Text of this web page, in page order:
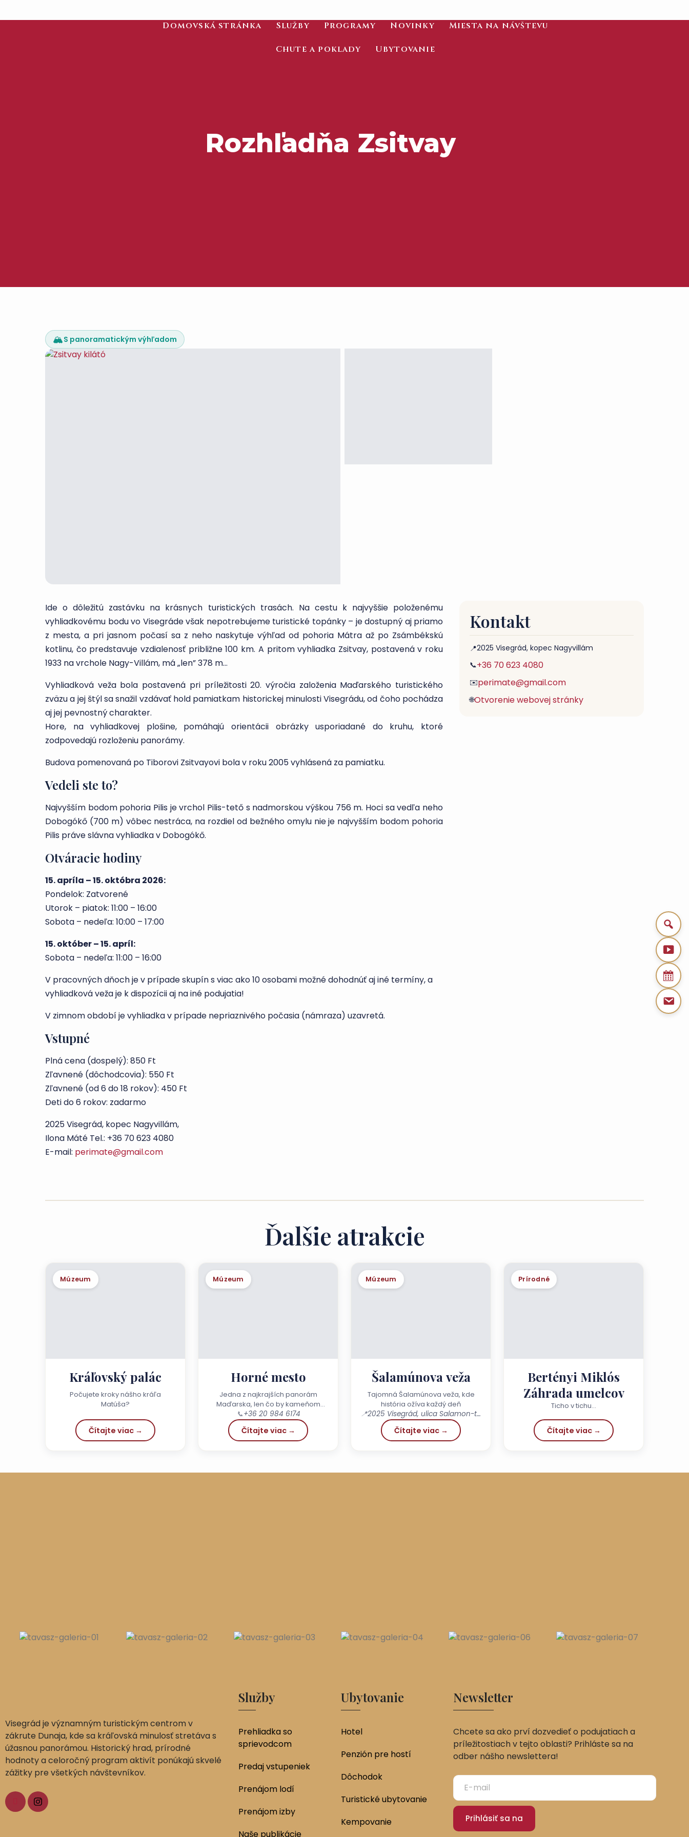
Domovská stránka Služby Programy Novinky Miesta na návštevu
Chute a poklady Ubytovanie
Rozhľadňa Zsitvay
🏔️S panoramatickým výhľadom
Ide o dôležitú zastávku na krásnych turistických trasách. Na cestu k najvyššie položenému
vyhliadkovému bodu vo Visegráde však nepotrebujeme turistické topánky – je dostupný aj priamo
z mesta, a pri jasnom počasí sa z neho naskytuje výhľad od pohoria Mátra až po Zsámbékskú
kotlinu, čo predstavuje vzdialenosť približne 100 km. A pritom vyhliadka Zsitvay, postavená v roku
1933 na vrchole Nagy-Villám, má „len” 378 m…
Vyhliadková veža bola postavená pri príležitosti 20. výročia založenia Maďarského turistického
zväzu a jej štýl sa snažil vzdávať hold pamiatkam historickej minulosti Visegrádu, od čoho pochádza
aj jej pevnostný charakter.
Hore, na vyhliadkovej plošine, pomáhajú orientácii obrázky usporiadané do kruhu, ktoré
zodpovedajú rozloženiu panorámy.
Budova pomenovaná po Tiborovi Zsitvayovi bola v roku 2005 vyhlásená za pamiatku.
Vedeli ste to?
Najvyšším bodom pohoria Pilis je vrchol Pilis-tető s nadmorskou výškou 756 m. Hoci sa vedľa neho
Dobogókő (700 m) vôbec nestráca, na rozdiel od bežného omylu nie je najvyšším bodom pohoria
Pilis práve slávna vyhliadka v Dobogókő.
Otváracie hodiny
15. apríla – 15. októbra 2026:
Pondelok: Zatvorené
Utorok – piatok: 11:00 – 16:00
Sobota – nedeľa: 10:00 – 17:00
15. október – 15. apríl:
Sobota – nedeľa: 11:00 – 16:00
V pracovných dňoch je v prípade skupín s viac ako 10 osobami možné dohodnúť aj iné termíny, a
vyhliadková veža je k dispozícii aj na iné podujatia!
V zimnom období je vyhliadka v prípade nepriaznivého počasia (námraza) uzavretá.
Vstupné
Plná cena (dospelý): 850 Ft
Zľavnené (dôchodcovia): 550 Ft
Zľavnené (od 6 do 18 rokov): 450 Ft
Deti do 6 rokov: zadarmo
2025 Visegrád, kopec Nagyvillám,
Ilona Máté Tel.: +36 70 623 4080
E-mail: perimate@gmail.com
Kontakt
📍2025 Visegrád, kopec Nagyvillám
📞+36 70 623 4080
✉️perimate@gmail.com
🌐Otvorenie webovej stránky
Ďalšie atrakcie
Múzeum
Kráľovský palác
Počujete kroky nášho kráľa
Matúša?
Čítajte viac →
Múzeum
Horné mesto
Jedna z najkrajších panorám
Maďarska, len čo by kameňom
dohodil
📞+36 20 984 6174
Čítajte viac →
Múzeum
Šalamúnova veža
Tajomná Šalamúnova veža, kde
história ožíva každý deň
📍
2025 Visegrád, ulica Salamon-torony
Čítajte viac →
Prírodné
Bertényi Miklós
Záhrada umelcov
Ticho v tichu...
Čítajte viac →
Visegrád je významným turistickým centrom v
zákrute Dunaja, kde sa kráľovská minulosť stretáva s
úžasnou panorámou. Historický hrad, prírodné
hodnoty a celoročný program aktivít ponúkajú skvelé
zážitky pre všetkých návštevníkov.
Služby
Prehliadka so
sprievodcom
Predaj vstupeniek
Prenájom lodí
Prenájom izby
Naše publikácie
Ubytovanie
Hotel
Penzión pre hostí
Dôchodok
Turistické ubytovanie
Kempovanie
Newsletter
Chcete sa ako prví dozvedieť o podujatiach a
príležitostiach v tejto oblasti? Prihláste sa na
odber nášho newslettera!
Prihlásiť sa na